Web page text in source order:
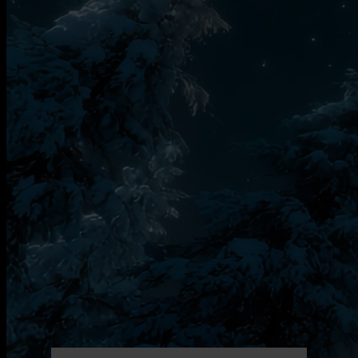
+358 (0)40 171 9962
office@akaskero.com
www.akaskero.com
Wenn Sie weitere Fragen haben, zögern Sie bitte nicht uns zu
kontaktieren. Wir helfen gerne bei allen Fragen, Problemen
oder Anregungen
Über unsere Social-Media-Kanäle können Sie jederzeit weitere
Informationen über Äkäskero abrufen. Einfach auf die Links
klicken – Liken und Folgen.
Bewerten Sie uns – wir freuen uns auf Ihr Feedback.
Bewertungen sind wichtig und helfen Ihre Erfahrungen mit
Ihr Feedback kann eine Chance auf Optimierung und
Wachstum bedeuten – wir versuchen Ihre Feedback in unser
Konzept und unsere operatives Denken und Handeln
einzubeziehen.